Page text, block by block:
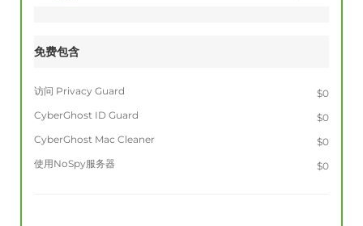
免费包含
访问 Privacy Guard
$0
CyberGhost ID Guard
$0
CyberGhost Mac Cleaner
$0
使用NoSpy服务器
$0